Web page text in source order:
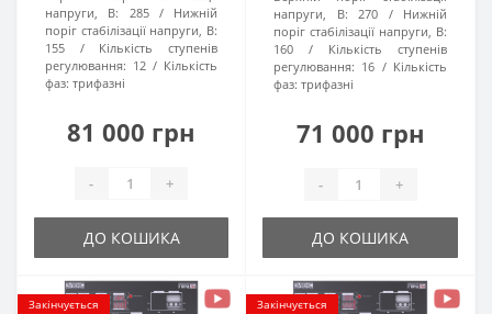
напруги, В:
285
Нижній
поріг стабілізації напруги, В:
155
Кількість ступенів
регулювання: 12
Кількість
фаз: трифазні
81 000 грн
- +
ДО КОШИКА
напруги, В:
270
Нижній
поріг стабілізації напруги, В:
160
Кількість ступенів
регулювання: 16
Кількість
фаз: трифазні
71 000 грн
- +
ДО КОШИКА
Закінчується Закінчується